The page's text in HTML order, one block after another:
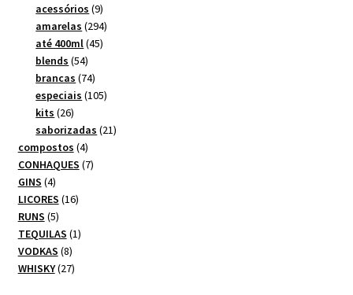
produtos
acessórios 99
produtos
amarelas 294294
até 400ml 4545
blends 5454
produtos
brancas 7474
produtos
especiais 105105
kits 2626
produtos
saborizadas 2121
compostos 44
produtos
CONHAQUES 77
GINS 44
produtos
LICORES 1616
RUNS 55
produtos
TEQUILAS 11
VODKAS 88
produtos
WHISKY 2727